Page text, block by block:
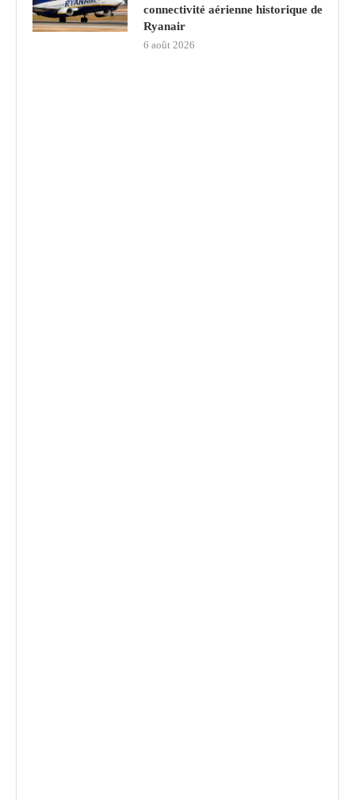
connectivité aérienne historique de
Ryanair
6 août 2026